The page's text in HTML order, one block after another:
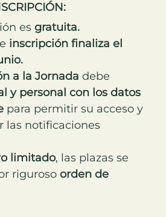
es gratuita.
inscripción finaliza el
a la Jornada debe
y personal con los datos
para permitir su acceso y
las notificaciones
limitado, las plazas se
riguroso orden de